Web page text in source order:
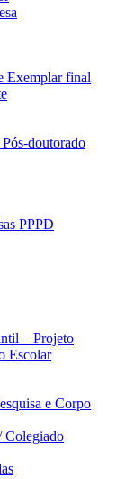
Exemplar final
doutorado
PPPD
– Projeto
Escolar
e Corpo
Colegiado